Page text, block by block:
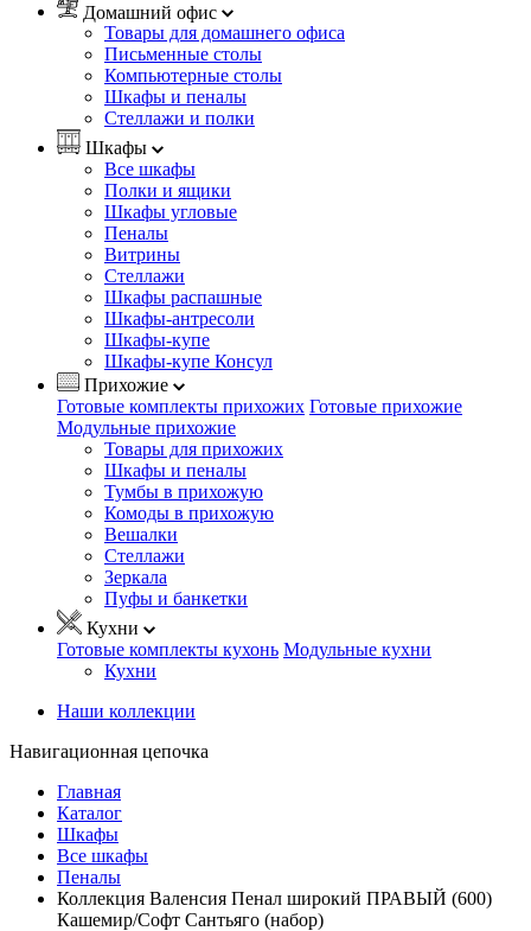
Домашний офис
Товары для домашнего офиса
Письменные столы
Компьютерные столы
Шкафы и пеналы
Стеллажи и полки
Шкафы
Все шкафы
Полки и ящики
Шкафы угловые
Пеналы
Витрины
Стеллажи
Шкафы распашные
Шкафы-антресоли
Шкафы-купе
Шкафы-купе Консул
Прихожие
Готовые комплекты прихожих Готовые прихожие
Модульные прихожие
Товары для прихожих
Шкафы и пеналы
Тумбы в прихожую
Комоды в прихожую
Вешалки
Стеллажи
Зеркала
Пуфы и банкетки
Кухни
Готовые комплекты кухонь Модульные кухни
Кухни
Наши коллекции
Навигационная цепочка
Главная
Каталог
Шкафы
Все шкафы
Пеналы
Коллекция Валенсия Пенал широкий ПРАВЫЙ (600)
Кашемир/Софт Сантьяго (набор)